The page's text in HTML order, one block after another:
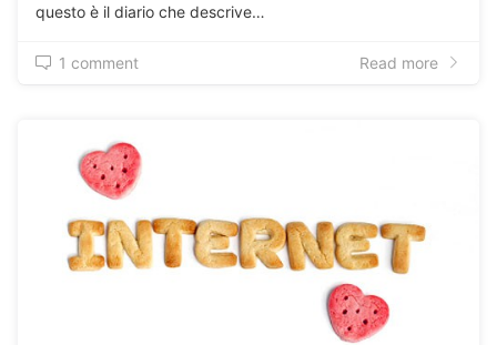
questo è il diario che descrive…
1 comment Read more